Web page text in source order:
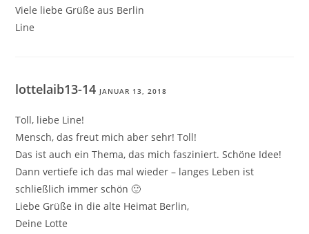
Viele liebe Grüße aus Berlin
Line
lottelaib13-14 JANUAR 13, 2018
Toll, liebe Line!
Mensch, das freut mich aber sehr! Toll!
Das ist auch ein Thema, das mich fasziniert. Schöne Idee!
Dann vertiefe ich das mal wieder – langes Leben ist
schließlich immer schön 🙂
Liebe Grüße in die alte Heimat Berlin,
Deine Lotte